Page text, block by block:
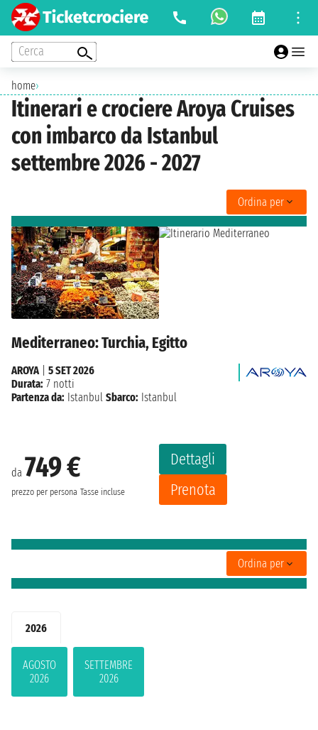
Cerca
home›
Itinerari e crociere Aroya Cruises
con imbarco da Istanbul
settembre 2026 - 2027
2026
AGOSTO
2026
SETTEMBRE
2026
Ordina per
Mediterraneo: Turchia, Egitto
da 749 €
prezzo per persona Tasse incluse
Dettagli
Prenota
AROYA
5 SET 2026
Durata: 7 notti
Partenza da: Istanbul Sbarco: Istanbul
Ordina per